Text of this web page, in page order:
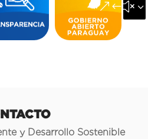
y Desarrollo Sostenible